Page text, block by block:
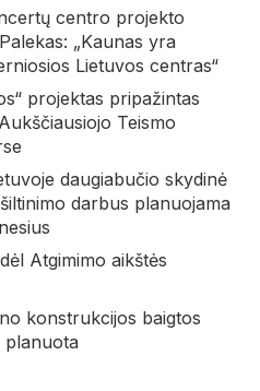
centro projekto
„Kaunas yra
Lietuvos centras“
projektas pripažintas
Teismo
daugiabučio skydinė
darbus planuojama
Atgimimo aikštės
konstrukcijos baigtos
planuota